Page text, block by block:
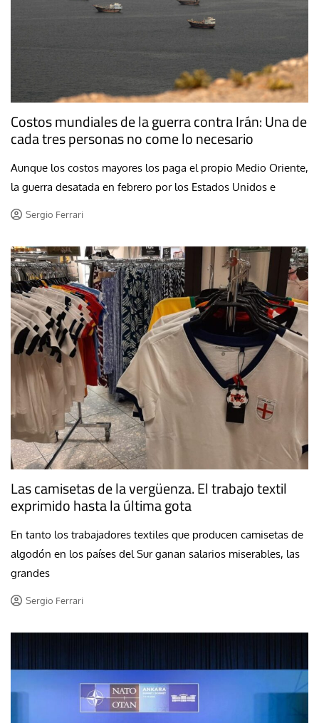
Costos mundiales de la guerra contra Irán: Una de
cada tres personas no come lo necesario
Aunque los costos mayores los paga el propio Medio Oriente,
la guerra desatada en febrero por los Estados Unidos e
Sergio Ferrari
Las camisetas de la vergüenza. El trabajo textil
exprimido hasta la última gota
En tanto los trabajadores textiles que producen camisetas de
algodón en los países del Sur ganan salarios miserables, las
grandes
Sergio Ferrari